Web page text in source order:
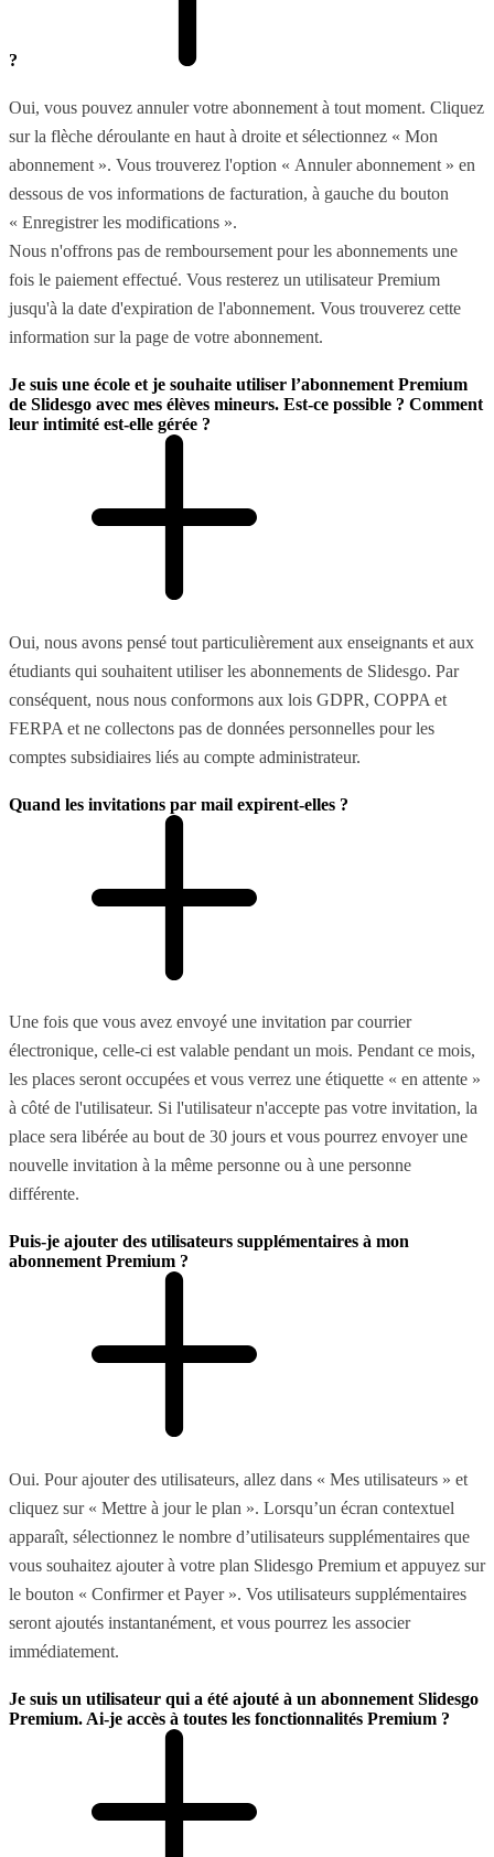
?
Oui, vous pouvez annuler votre abonnement à tout moment. Cliquez
sur la flèche déroulante en haut à droite et sélectionnez « Mon
abonnement ». Vous trouverez l'option « Annuler abonnement » en
dessous de vos informations de facturation, à gauche du bouton
« Enregistrer les modifications ».
Nous n'offrons pas de remboursement pour les abonnements une
fois le paiement effectué. Vous resterez un utilisateur Premium
jusqu'à la date d'expiration de l'abonnement. Vous trouverez cette
information sur la page de votre abonnement.
Je suis une école et je souhaite utiliser l’abonnement Premium
de Slidesgo avec mes élèves mineurs. Est-ce possible ? Comment
leur intimité est-elle gérée ?
Oui, nous avons pensé tout particulièrement aux enseignants et aux
étudiants qui souhaitent utiliser les abonnements de Slidesgo. Par
conséquent, nous nous conformons aux lois GDPR, COPPA et
FERPA et ne collectons pas de données personnelles pour les
comptes subsidiaires liés au compte administrateur.
Quand les invitations par mail expirent-elles ?
Une fois que vous avez envoyé une invitation par courrier
électronique, celle-ci est valable pendant un mois. Pendant ce mois,
les places seront occupées et vous verrez une étiquette « en attente »
à côté de l'utilisateur. Si l'utilisateur n'accepte pas votre invitation, la
place sera libérée au bout de 30 jours et vous pourrez envoyer une
nouvelle invitation à la même personne ou à une personne
différente.
Puis-je ajouter des utilisateurs supplémentaires à mon
abonnement Premium ?
Oui. Pour ajouter des utilisateurs, allez dans « Mes utilisateurs » et
cliquez sur « Mettre à jour le plan ». Lorsqu’un écran contextuel
apparaît, sélectionnez le nombre d’utilisateurs supplémentaires que
vous souhaitez ajouter à votre plan Slidesgo Premium et appuyez sur
le bouton « Confirmer et Payer ». Vos utilisateurs supplémentaires
seront ajoutés instantanément, et vous pourrez les associer
immédiatement.
Je suis un utilisateur qui a été ajouté à un abonnement Slidesgo
Premium. Ai-je accès à toutes les fonctionnalités Premium ?